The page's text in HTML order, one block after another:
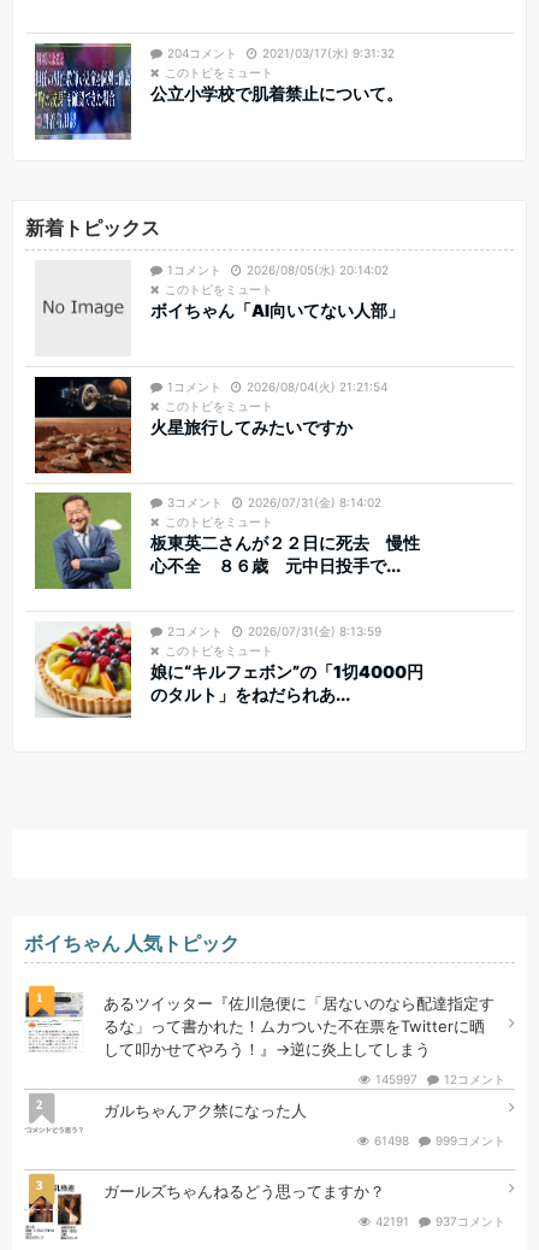
204コメント
2021/03/17(水) 9:31:32
このトピをミュート
公立小学校で肌着禁止について。
新着トピックス
1コメント
2026/08/05(水) 20:14:02
このトピをミュート
ボイちゃん「AI向いてない人部」
1コメント
2026/08/04(火) 21:21:54
このトピをミュート
火星旅行してみたいですか
3コメント
2026/07/31(金) 8:14:02
このトピをミュート
板東英二さんが２２日に死去 慢性
心不全 ８６歳 元中日投手で...
2コメント
2026/07/31(金) 8:13:59
このトピをミュート
娘に“キルフェボン”の「1切4000円
のタルト」をねだられあ...
ボイちゃん 人気トピック
1
あるツイッター『佐川急便に「居ないのなら配達指定す
るな」って書かれた！ムカついた不在票をTwitterに晒
して叩かせてやろう！』→逆に炎上してしまう
145997 12コメント
2 ガルちゃんアク禁になった人
61498 999コメント
3 ガールズちゃんねるどう思ってますか？
42191 937コメント